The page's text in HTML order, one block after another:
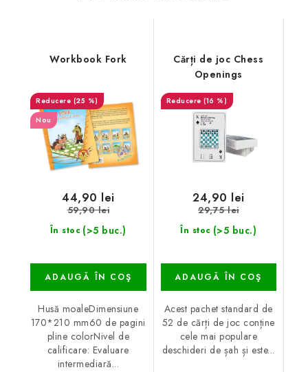
Workbook Fork
(25 %)
Nou
În stoc (>5 buc.)
44,90 lei
59,90 lei
ADAUGĂ ÎN COŞ
Husă moaleDimensiune
170*210 mm60 de pagini
pline colorNivel de
calificare: Evaluare
intermediară...
Cărți de joc Chess
Openings
(16 %)
În stoc (>5 buc.)
24,90 lei
29,75 lei
ADAUGĂ ÎN COŞ
Acest pachet standard de
52 de cărți de joc conține
cele mai populare
deschideri de șah și este...